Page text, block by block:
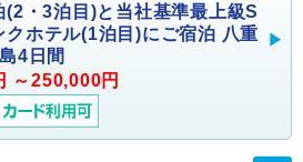
(2・3泊目)と当社基準最上級S
クホテル(1泊目)にご宿泊 八重
4日間
～250,000円